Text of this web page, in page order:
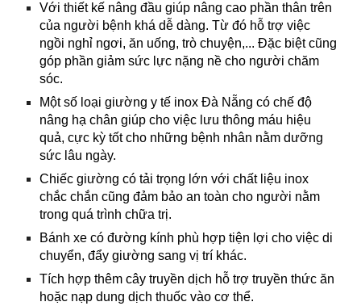
Với thiết kế nâng đầu giúp nâng cao phần thân trên
của người bệnh khá dễ dàng. Từ đó hỗ trợ việc
ngồi nghỉ ngơi, ăn uống, trò chuyện,... Đặc biệt cũng
góp phần giảm sức lực nặng nề cho người chăm
sóc.
Một số loại giường y tế inox Đà Nẵng có chế độ
nâng hạ chân giúp cho việc lưu thông máu hiệu
quả, cực kỳ tốt cho những bệnh nhân nằm dưỡng
sức lâu ngày.
Chiếc giường có tải trọng lớn với chất liệu inox
chắc chắn cũng đảm bảo an toàn cho người nằm
trong quá trình chữa trị.
Bánh xe có đường kính phù hợp tiện lợi cho việc di
chuyển, đẩy giường sang vị trí khác.
Tích hợp thêm cây truyền dịch hỗ trợ truyền thức ăn
hoặc nạp dung dịch thuốc vào cơ thể.